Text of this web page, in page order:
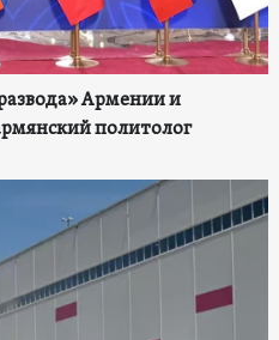
Армении и
политолог